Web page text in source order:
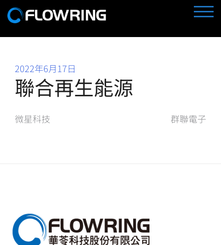
Skip
to
2022年6月17日
聯合再生能源
文
微星科技 群聯電子